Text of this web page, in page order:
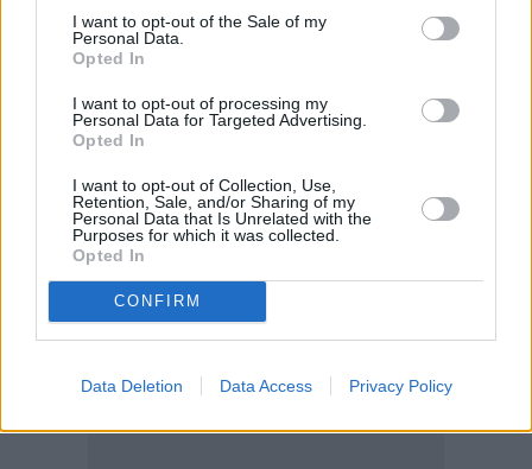
I want to opt-out of the Sale of my
Personal Data.
Opted In
I want to opt-out of processing my
Personal Data for Targeted Advertising.
Opted In
I want to opt-out of Collection, Use,
Retention, Sale, and/or Sharing of my
Personal Data that Is Unrelated with the
Purposes for which it was collected.
Opted In
CONFIRM
Data Deletion Data Access Privacy Policy